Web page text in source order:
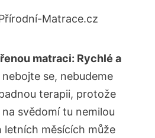
Matrace.cz
matraci: Rychlé a
nebojte se, nebudeme
terapii, protože
svědomí tu nemilou
letních měsících může